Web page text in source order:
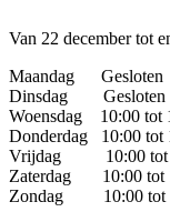
Van 22 december tot
Maandag Gesloten
Dinsdag Gesloten
Woensdag 10:00 tot
Donderdag 10:00 tot
Vrijdag 10:00 tot
Zaterdag 10:00 tot
Zondag 10:00 tot